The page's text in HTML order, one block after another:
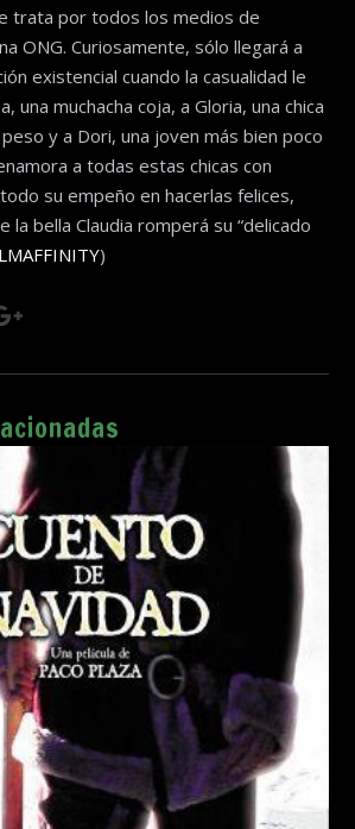
trata por todos los medios de
ONG. Curiosamente, sólo llegará a
existencial cuando la casualidad le
una muchacha coja, a Gloria, una chica
y a Dori, una joven más bien poco
a todas estas chicas con
su empeño en hacerlas felices,
la bella Claudia romperá su “delicado
)